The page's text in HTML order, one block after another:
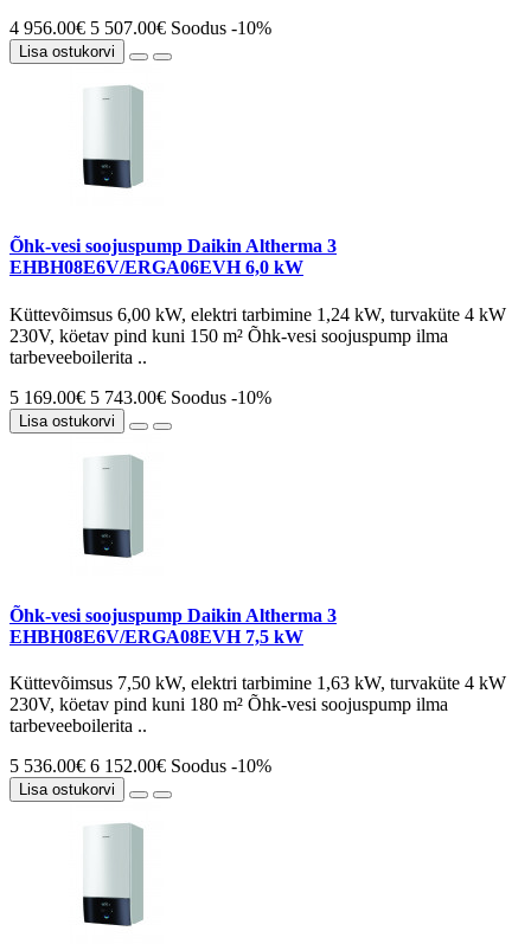
4 956.00€ 5 507.00€ Soodus -10%
Lisa ostukorvi
Õhk-vesi soojuspump Daikin Altherma 3
EHBH08E6V/ERGA06EVH 6,0 kW
Küttevõimsus 6,00 kW, elektri tarbimine 1,24 kW, turvaküte 4 kW
230V, köetav pind kuni 150 m² Õhk-vesi soojuspump ilma
tarbeveeboilerita ..
5 169.00€ 5 743.00€ Soodus -10%
Lisa ostukorvi
Õhk-vesi soojuspump Daikin Altherma 3
EHBH08E6V/ERGA08EVH 7,5 kW
Küttevõimsus 7,50 kW, elektri tarbimine 1,63 kW, turvaküte 4 kW
230V, köetav pind kuni 180 m² Õhk-vesi soojuspump ilma
tarbeveeboilerita ..
5 536.00€ 6 152.00€ Soodus -10%
Lisa ostukorvi